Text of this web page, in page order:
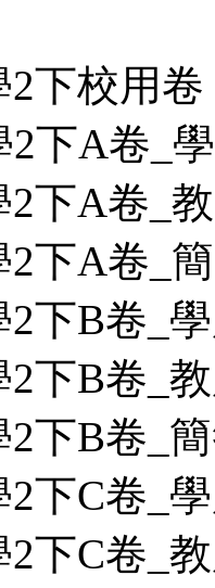
2下校用卷
2下A卷_
2下A卷_
2下A卷_
2下B卷_
2下B卷_
2下B卷_
下C卷_
下C卷_